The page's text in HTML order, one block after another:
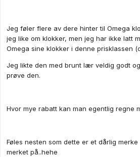
Jeg føler flere av dere hinter til Omega
jeg like om klokker, men jeg har ikke latt
Omega sine klokker i denne prisklassen
Jeg likte den med brunt lær veldig godt
prøve den.
Hvor mye rabatt kan man egentlig regne
Føles nesten som dette er et dårlig
merket på..hehe